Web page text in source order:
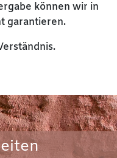
können wir in
garantieren.